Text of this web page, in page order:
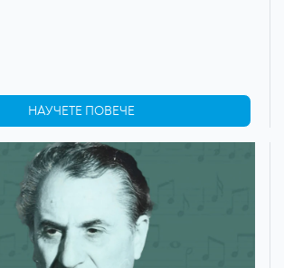
НАУЧЕТЕ ПОВЕЧЕ